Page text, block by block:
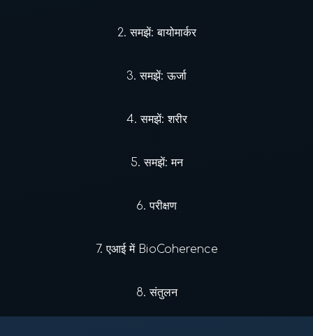
2.समझें: बायोमार्कर
3.समझें: ऊर्जा
4.समझें: शरीर
5.समझें: मन
6.परीक्षण
7.एआई में BioCoherence
8.संतुलन